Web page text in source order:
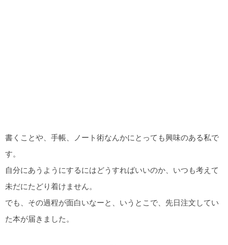
書くことや、手帳、ノート術なんかにとっても興味のある私で
す。
自分にあうようにするにはどうすればいいのか、いつも考えて
未だにたどり着けません。
でも、その過程が面白いなーと、いうとこで、先日注文してい
た本が届きました。